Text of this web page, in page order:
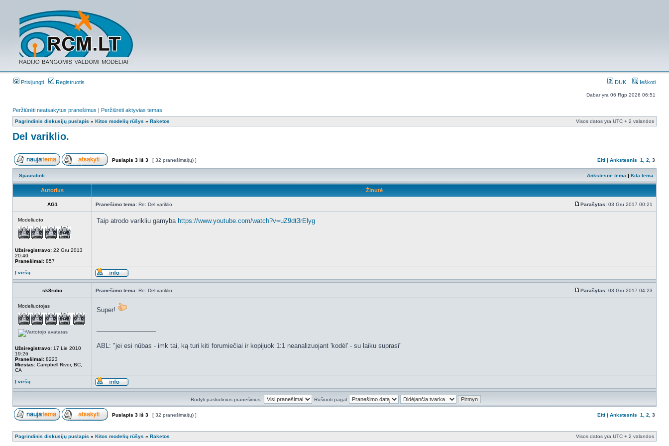
Prisijungti Registruotis DUK Ieškoti
Dabar yra 06 Rgp 2026 06:51
Peržiūrėti neatsakytus pranešimus | Peržiūrėti aktyvias temas
Pagrindinis diskusijų puslapis » Kitos modelių rūšys » Raketos Visos datos yra UTC + 2 valandos
Del variklio.
Puslapis 3 iš 3 [ 32 pranešimai(ų) ] Eiti į Ankstesnis 1 2 3
Spausdinti Ankstesnė tema | Kita tema
Autorius Žinutė
AG1 Pranešimo tema: Re: Del variklio. Parašytas: 03 Gru 2017 00:21
Modeliuoto
Užsiregistravo: 22 Gru 2013
20:40
Pranešimai: 857
Taip atrodo varikliu gamyba https://www.youtube.com/watch?v=uZ9dt3rElyg
Į viršų
sk8robo Pranešimo tema: Re: Del variklio. Parašytas: 03 Gru 2017 04:23
Modeliuotojas
Užsiregistravo: 17 Lie 2010
19:26
Pranešimai: 8223
Miestas: Campbell River, BC,
CA
Super!
ABL: "jei esi nūbas - imk tai, ką turi kiti forumiečiai ir kopijuok 1:1 neanalizuojant 'kodėl' - su laiku suprasi"
Į viršų
Rodyti paskutinius pranešimus: Rūšiuoti pagal
Puslapis 3 iš 3 [ 32 pranešimai(ų) ] Eiti į Ankstesnis 1 2 3
Pagrindinis diskusijų puslapis » Kitos modelių rūšys » Raketos Visos datos yra UTC + 2 valandos